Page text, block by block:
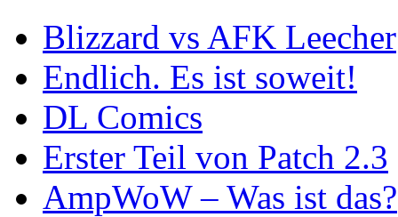
Blizzard vs AFK Leecher
Endlich. Es ist soweit!
DL Comics
Erster Teil von Patch 2.3
AmpWoW – Was ist das?